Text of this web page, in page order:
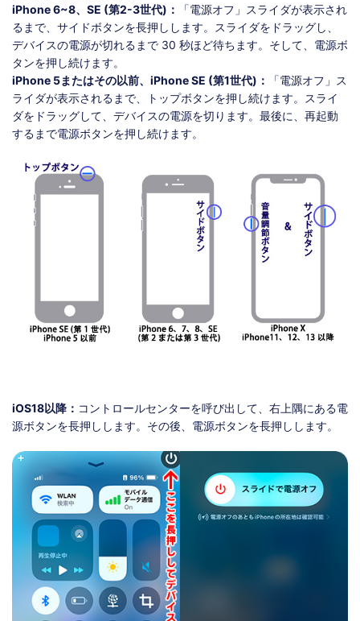
iPhone 6~8、SE (第2-3世代)：
「電源オフ」スライダが表示され
るまで、サイドボタンを長押しします。スライダをドラッグし、
デバイスの電源が切れるまで 30 秒ほど待ちます。そして、電源ボ
タンを押し続けます。
iPhone 5またはその以前、iPhone SE (第1世代)：
「電源オフ」ス
ライダが表示されるまで、トップボタンを押し続けます。スライ
ダをドラッグして、デバイスの電源を切ります。最後に、再起動
するまで電源ボタンを押し続けます。
iOS18以降： コントロールセンターを呼び出して、右上隅にある電
源ボタンを長押しします。その後、電源ボタンを長押しします。